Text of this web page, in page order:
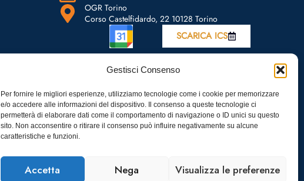
Gestisci Consenso
Per fornire le migliori esperienze, utilizziamo tecnologie come i cookie per memorizzare
e/o accedere alle informazioni del dispositivo. Il consenso a queste tecnologie ci
permetterà di elaborare dati come il comportamento di navigazione o ID unici su questo
sito. Non acconsentire o ritirare il consenso può influire negativamente su alcune
caratteristiche e funzioni.
Accetta Nega Visualizza le preferenze
OGR Torino
Corso Castelfidardo, 22 10128 Torino
SCARICA ICS